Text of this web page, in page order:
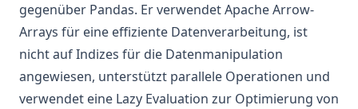
gegenüber Pandas. Er verwendet Apache Arrow-
Arrays für eine effiziente Datenverarbeitung, ist
nicht auf Indizes für die Datenmanipulation
angewiesen, unterstützt parallele Operationen und
verwendet eine Lazy Evaluation zur Optimierung von